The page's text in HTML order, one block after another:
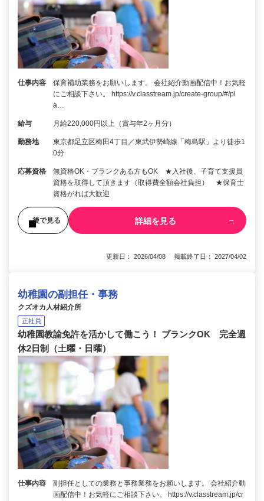
仕事内容
保育補助業務をお願いします。 会社紹介動画配信中！お気軽
にご相談下さい。 https://v.classtream.jp/create-group/#/pl
a…
給与 月給220,000円以上（賞与年2ヶ月分）
勤務地
東京都足立区梅田4丁目／東武伊勢崎線「梅島駅」より徒歩1
0分
応募資格
無資格OK・ブランクある方もOK ★入社後、子育て支援員
資格を取得して頂きます（取得費全額会社負担） ★保育士
資格がれば大歓迎
後で見る 詳細を見る
更新日： 2026/04/08 掲載終了日： 2027/04/02
幼稚園の副担任・事務
クズオカ人材紹介所
正社員
幼稚園教諭免許を活かして働こう！ ブランクOK 完全週
休2日制（土曜・日曜）
仕事内容
副担任としての業務と事務業務をお願いします。 会社紹介動
画配信中！お気軽にご相談下さい。 https://v.classtream.jp/cr